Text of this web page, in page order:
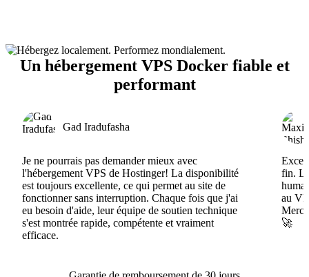
Un hébergement VPS Docker fiable et
performant
Gad Iradufasha
Je ne pourrais pas demander mieux avec
l'hébergement VPS de Hostinger! La disponibilité
est toujours excellente, ce qui permet au site de
fonctionner sans interruption. Chaque fois que j'ai
eu besoin d'aide, leur équipe de soutien technique
s'est montrée rapide, compétente et vraiment
efficace.
fin.
au
Merci
🚀